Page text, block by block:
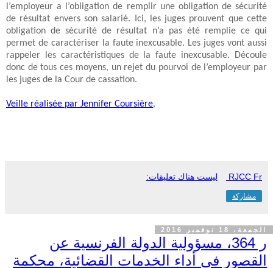
l’employeur a l’obligation de remplir une obligation de sécurité
de résultat envers son salarié. Ici, les juges prouvent que cette
obligation de sécurité de résultat n’a pas été remplie ce qui
permet de caractériser la faute inexcusable. Les juges vont aussi
rappeler les caractéristiques de la faute inexcusable. Découle
donc de tous ces moyens, un rejet du pourvoi de l’employeur par
les juges de la Cour de cassation.
Veille réalisée par Jennifer Coursière,
RJCC Fr ليست هناك تعليقات:
مشاركة
الجمعة، 18 نوفمبر 2016
ر 364، مسؤولية الدولة الفرنسية عن
القصور في أداء الخدمات القضائية، محكمة